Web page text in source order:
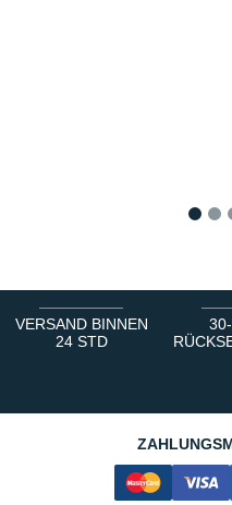
VERSAND BINNEN
24 STD